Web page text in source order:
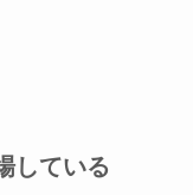
している